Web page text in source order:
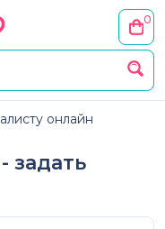
0
онлайн
задать